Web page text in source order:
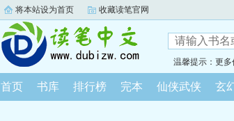
将本站设为首页 收藏读笔官网
温馨提示：更
首页 书库 排行榜 完本 仙侠武侠 玄